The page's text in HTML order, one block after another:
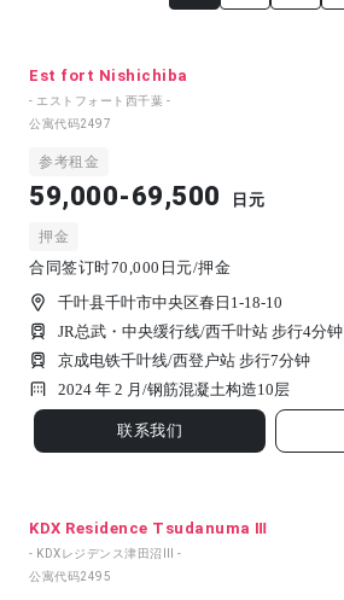
Est fort Nishichiba
- エストフォート西千葉 -
公寓代码2497
参考租金
59,000-69,500 日元
押金
合同签订时70,000日元/押金
千叶县千叶市中央区春日1-18-10
JR总武・中央缓行线/西千叶站 步行4分钟
京成电铁千叶线/西登户站 步行7分钟
2024 年 2 月/钢筋混凝土构造10 层
联系我们
KDX Residence Tsudanuma Ⅲ
- KDXレジデンス津田沼Ⅲ -
公寓代码2495